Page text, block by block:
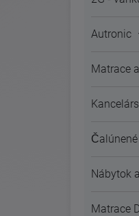
Autronic
Matrace
Nábytok
Matrace